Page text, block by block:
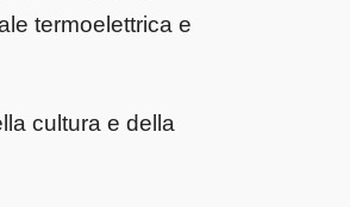
termoelettrica e
cultura e della